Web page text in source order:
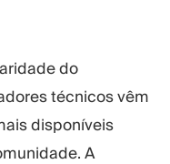
do
técnicos vêm
disponíveis
A